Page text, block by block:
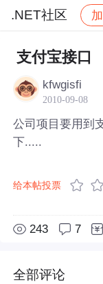
.NET社区
社区 .NET社区
支付宝接口
kfwgisfi
2010-09-08
公司项目要用到
下.....
给本帖投票
243 7
全部评论